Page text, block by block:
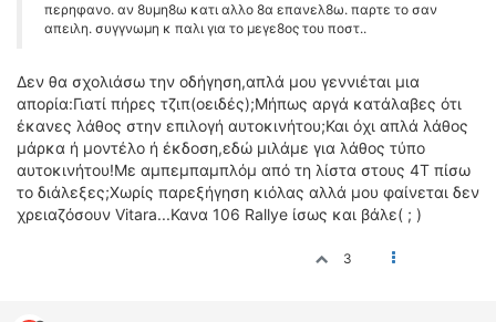
περηφανο. αν 8υμη8ω κατι αλλο 8α επανελ8ω. παρτε το σαν
απειλη. συγγνωμη κ παλι για το μεγε8ος του ποστ..
Δεν θα σχολιάσω την οδήγηση,απλά μου γεννιέται μια
απορία:Γιατί πήρες τζιπ(οειδές);Μήπως αργά κατάλαβες ότι
έκανες λάθος στην επιλογή αυτοκινήτου;Και όχι απλά λάθος
μάρκα ή μοντέλο ή έκδοση,εδώ μιλάμε για λάθος τύπο
αυτοκινήτου!Με αμπεμπαμπλόμ από τη λίστα στους 4Τ πίσω
το διάλεξες;Χωρίς παρεξήγηση κιόλας αλλά μου φαίνεται δεν
χρειαζόσουν Vitara...Κανα 106 Rallye ίσως και βάλε( ; )
3